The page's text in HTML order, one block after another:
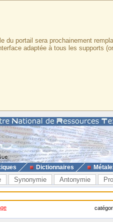
portail sera prochainement
adaptée à tous les supports
Dictionnaires
Synonymie Antonymie